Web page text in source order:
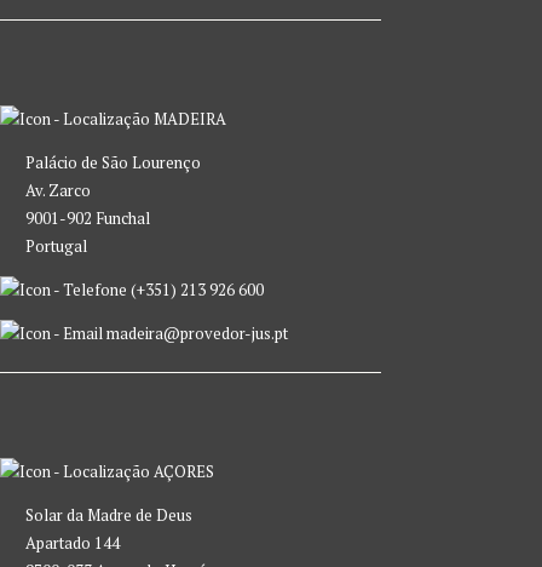
MADEIRA
Palácio de São Lourenço
Av. Zarco
9001-902 Funchal
Portugal
(+351) 213 926 600
madeira@provedor-jus.pt
AÇORES
Solar da Madre de Deus
Apartado 144